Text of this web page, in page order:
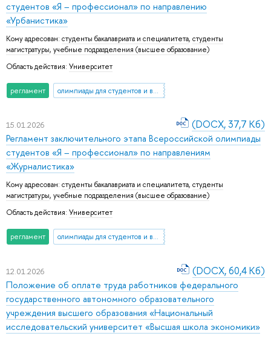
студентов «Я – профессионал» по направлению
«Урбанистика»
Кому адресован: студенты бакалавриата и специалитета, студенты
магистратуры, учебные подразделения (высшее образование)
Область действия: Университет
регламент олимпиады для студентов и выпускников вузов
15.01.2026
Регламент заключительного этапа Всероссийской олимпиады
студентов «Я – профессионал» по направлениям
«Журналистика»
Кому адресован: студенты бакалавриата и специалитета, студенты
магистратуры, учебные подразделения (высшее образование)
Область действия: Университет
регламент олимпиады для студентов и выпускников вузов
(DOCX, 37,7 Кб)
12.01.2026
Положение об оплате труда работников федерального
государственного автономного образовательного
учреждения высшего образования «Национальный
исследовательский университет «Высшая школа экономики»
(DOCX, 60,4 Кб)